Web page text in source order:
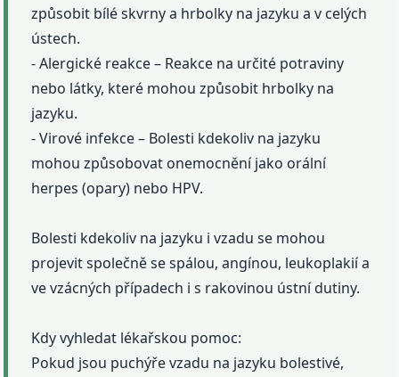
způsobit bílé skvrny a hrbolky na jazyku a v celých
ústech.
- Alergické reakce – Reakce na určité potraviny
nebo látky, které mohou způsobit hrbolky na
jazyku.
- Virové infekce – Bolesti kdekoliv na jazyku
mohou způsobovat onemocnění jako orální
herpes (opary) nebo HPV.
Bolesti kdekoliv na jazyku i vzadu se mohou
projevit společně se spálou, angínou, leukoplakií a
ve vzácných případech i s rakovinou ústní dutiny.
Kdy vyhledat lékařskou pomoc:
Pokud jsou puchýře vzadu na jazyku bolestivé,